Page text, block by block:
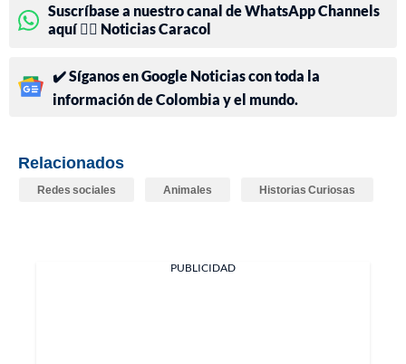
Suscríbase a nuestro canal de WhatsApp Channels
aquí 👉🏻 Noticias Caracol
✔️ Síganos en Google Noticias con toda la
información de Colombia y el mundo.
Relacionados
Redes sociales Animales Historias Curiosas
PUBLICIDAD